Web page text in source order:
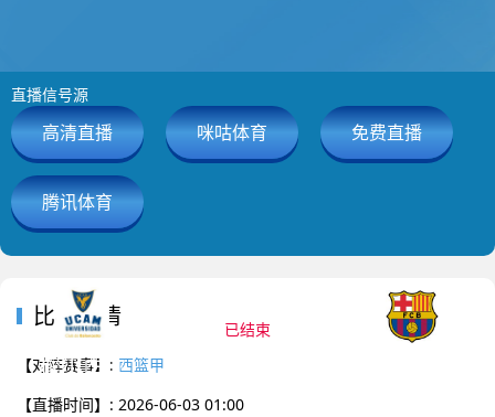
穆尔西亚
已结束
直播信号源
高清直播 咪咕体育 免费直播
腾讯体育
比赛详情
【对阵赛事】: 西篮甲
【直播时间】: 2026-06-03 01:00